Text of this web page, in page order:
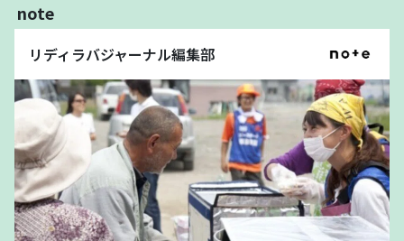
note
リディラバジャーナル編集部